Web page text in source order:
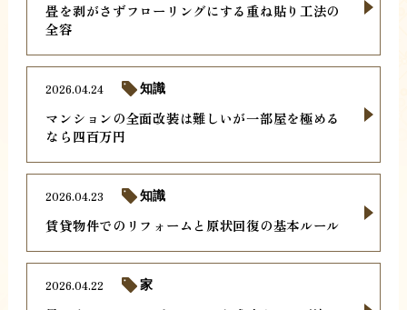
畳を剥がさずフローリングにする重ね貼り工法の
全容
マンションの全面改装は難しいが一部屋を極める
なら四百万円
2026.04.24 知識
賃貸物件でのリフォームと原状回復の基本ルール
2026.04.23 知識
2026.04.22 家